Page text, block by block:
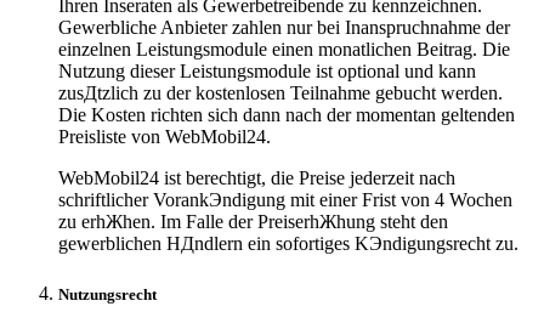
Ihren Inseraten als Gewerbetreibende zu kennzeichnen.
Gewerbliche Anbieter zahlen nur bei Inanspruchnahme der
einzelnen Leistungsmodule einen monatlichen Beitrag. Die
Nutzung dieser Leistungsmodule ist optional und kann
zusДtzlich zu der kostenlosen Teilnahme gebucht werden.
Die Kosten richten sich dann nach der momentan geltenden
Preisliste von WebMobil24.
WebMobil24 ist berechtigt, die Preise jederzeit nach
schriftlicher VorankЭndigung mit einer Frist von 4 Wochen
zu erhЖhen. Im Falle der PreiserhЖhung steht den
gewerblichen HДndlern ein sofortiges KЭndigungsrecht zu.
Nutzungsrecht